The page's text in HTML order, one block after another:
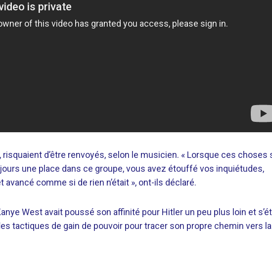
d’être renvoyés, selon le musicien. « Lorsque ces choses
une place dans ce groupe, vous avez étouffé vos inquiétudes,
comme si de rien n’était », ont-ils déclaré.
West avait poussé son affinité pour Hitler un peu plus loin et
tactiques de gain de pouvoir pour tracer son propre chemin vers la